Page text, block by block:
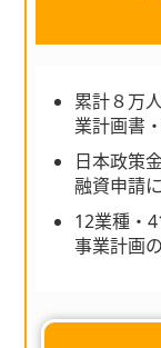
累計８万
業計画書
日本政策
融資申請
12業種・
事業計画